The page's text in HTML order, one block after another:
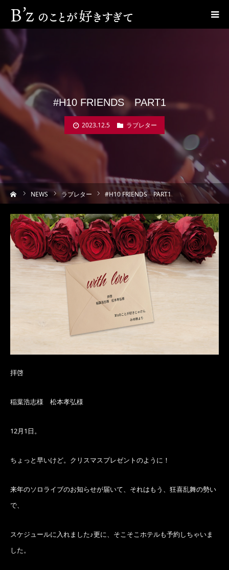
#H10 FRIENDS PART1
2023.12.5 ラブレター
NEWS ラブレター #H10 FRIENDS PART1
拝啓
稲葉浩志様 松本孝弘様
12月1日。
ちょっと早いけど。クリスマスプレゼントのように！
来年のソロライブのお知らせが届いて、それはもう、狂喜乱舞の勢い
で、
スケジュールに入れました♪更に、そこそこホテルも予約しちゃいま
した。